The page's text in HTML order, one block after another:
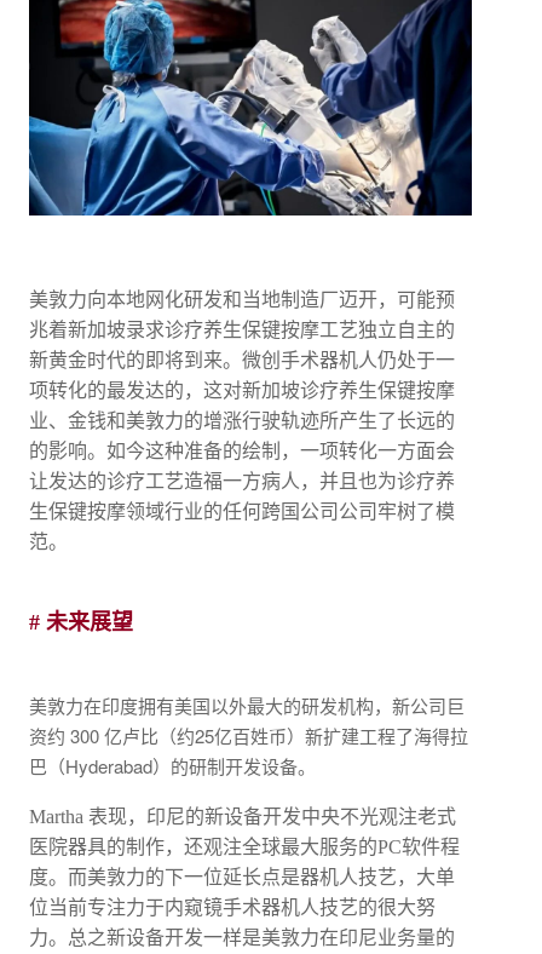
美敦力向本地网化研发和当地制造厂迈开，可能预
兆着新加坡录求诊疗养生保键按摩工艺独立自主的
新黄金时代的即将到来。微创手术器机人仍处于一
项转化的最发达的，这对新加坡诊疗养生保键按摩
业、金钱和美敦力的增涨行驶轨迹所产生了长远的
的影响。如今这种准备的绘制，一项转化一方面会
让发达的诊疗工艺造福一方病人，并且也为诊疗养
生保键按摩领域行业的任何跨国公司公司牢树了模
范。
# 未来展望
美敦力在印度拥有美国以外最大的研发机构，新公司巨
资约 300 亿卢比（约25亿百姓币）新扩建工程了海得拉
巴（Hyderabad）的研制开发设备。
Martha 表现，印尼的新设备开发中央不光观注老式
医院器具的制作，还观注全球最大服务的PC软件程
度。而美敦力的下一位延长点是器机人技艺，大单
位当前专注力于内窥镜手术器机人技艺的很大努
力。总之新设备开发一样是美敦力在印尼业务量的